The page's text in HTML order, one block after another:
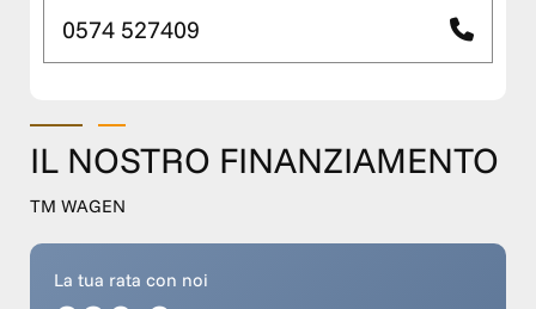
0574 527409
IL NOSTRO FINANZIAMENTO
TM WAGEN
La tua rata con noi